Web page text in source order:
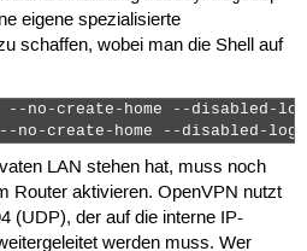
eigene spezialisierte
schaffen, wobei man die Shell auf
--no-create-home --disabled-
no-create-home --disabled-
LAN stehen hat, muss noch
Router aktivieren. OpenVPN nutzt
(UDP), der auf die interne IP-
werden muss. Wer